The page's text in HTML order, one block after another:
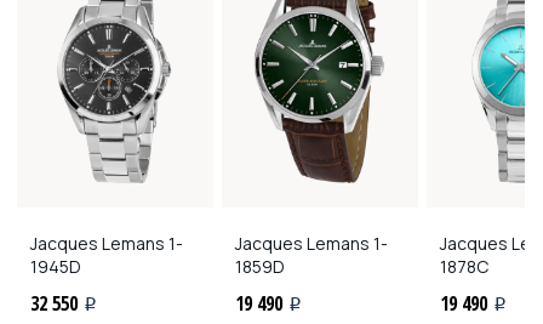
Jacques Lemans 1-
1945D
32 550 i
Jacques Lemans 1-
1859D
19 490 i
Jacques
1878C
19 490 i